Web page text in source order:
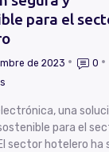
para el
de 2023
0
una
para el
sector hotelero ha